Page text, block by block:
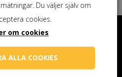
Du väljer själv om
cookies.
om cookies
ALLA COOKIES